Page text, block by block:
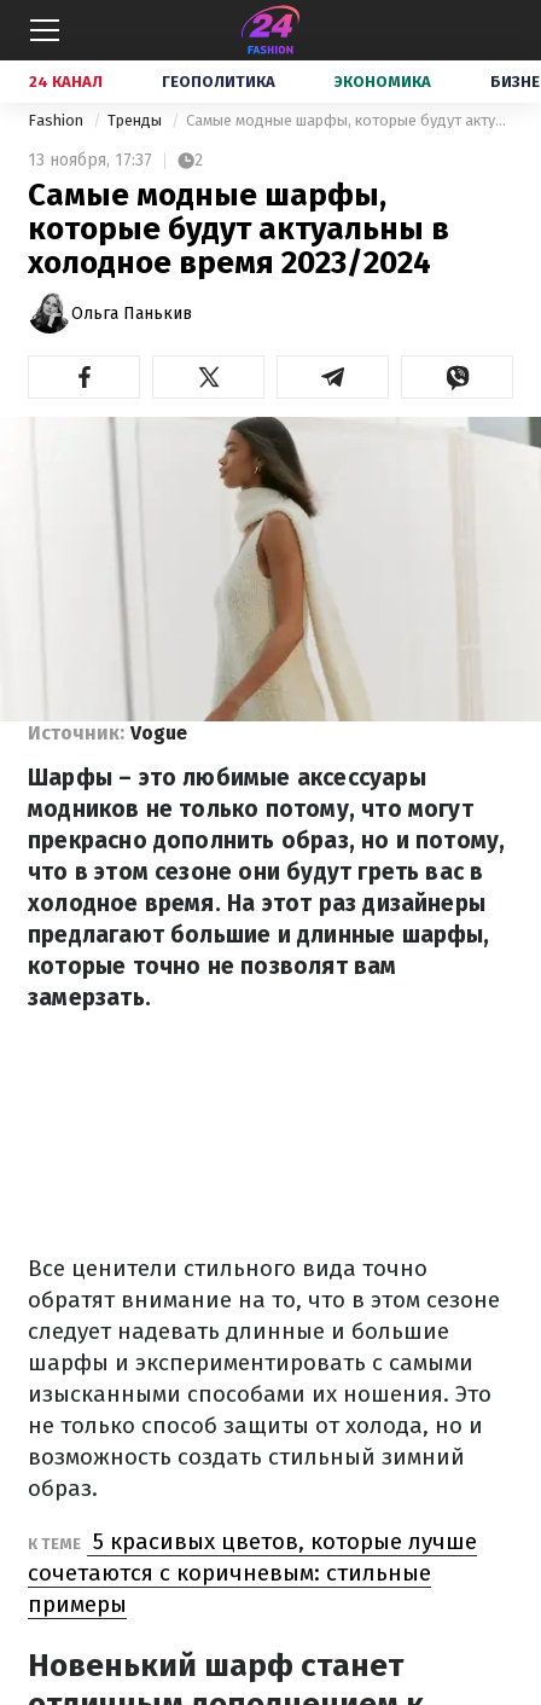
24 КАНАЛ ГЕОПОЛИТИКА ЭКОНОМИКА
Fashion Тренды Самые модные шарфы, которые будут актуальны в холодное время 2023/2024
13 ноября, 17:37 2
Самые модные шарфы,
которые будут актуальны в
холодное время 2023/2024
Ольга Панькив
Источник: Vogue
Шарфы – это любимые аксессуары
модников не только потому, что могут
прекрасно дополнить образ, но и потому,
что в этом сезоне они будут греть вас в
холодное время. На этот раз дизайнеры
предлагают большие и длинные шарфы,
которые точно не позволят вам
замерзать.
Все ценители стильного вида точно
обратят внимание на то, что в этом сезоне
следует надевать длинные и большие
шарфы и экспериментировать с самыми
изысканными способами их ношения. Это
не только способ защиты от холода, но и
возможность создать стильный зимний
образ.
К ТЕМЕ
5 красивых цветов, которые лучше
сочетаются с коричневым: стильные
примеры
Новенький шарф станет